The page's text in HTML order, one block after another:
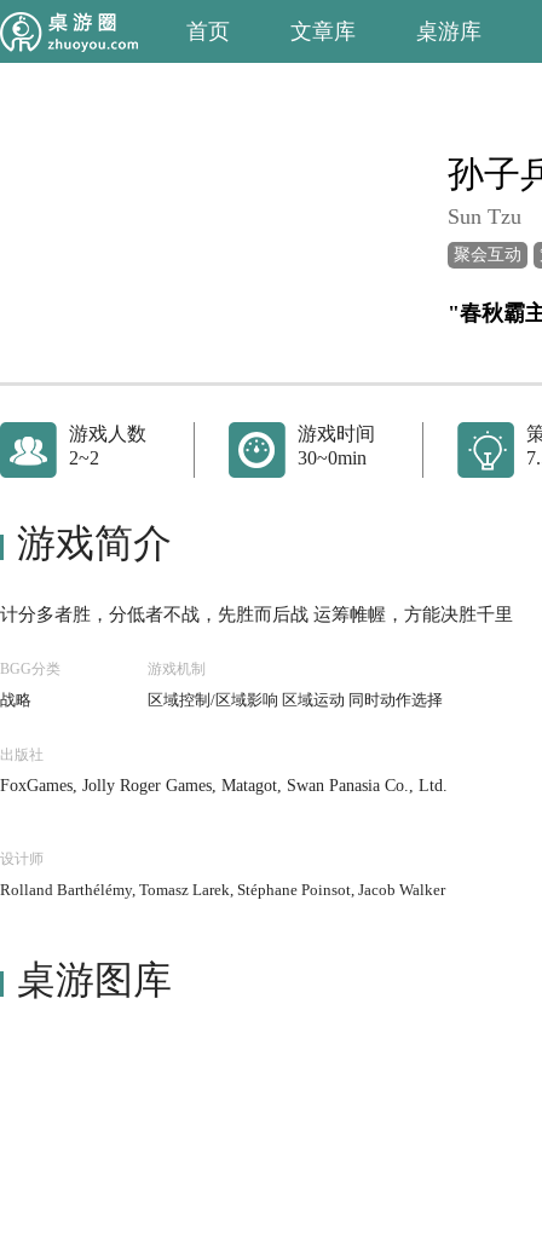
首页 文章库 桌游库
孙子
Sun Tzu
聚会互动
"春秋霸
游戏人数
2~2
游戏时间
30~0min
游戏简介
计分多者胜，分低者不战，先胜而后战 运筹帷幄，方能决胜千里
BGG分类
战略
游戏机制
区域控制/区域影响 区域运动 同时动作选择
出版社
FoxGames, Jolly Roger Games, Matagot, Swan Panasia Co., Ltd.
设计师
Rolland Barthélémy, Tomasz Larek, Stéphane Poinsot, Jacob Walker
桌游图库